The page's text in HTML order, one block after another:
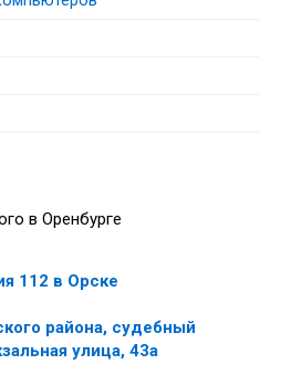
112 в Орске
района, судебный
улица, 43а